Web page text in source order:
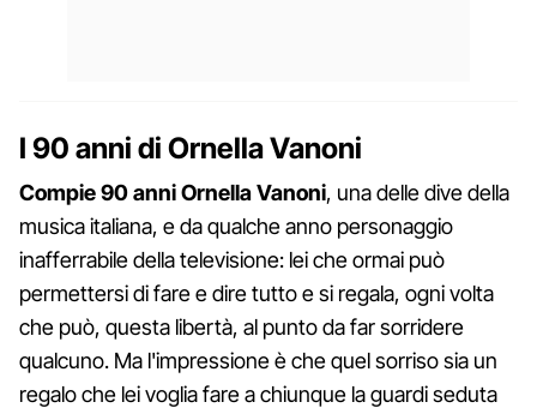
I 90 anni di Ornella Vanoni
Compie 90 anni Ornella Vanoni, una delle dive della
musica italiana, e da qualche anno personaggio
inafferrabile della televisione: lei che ormai può
permettersi di fare e dire tutto e si regala, ogni volta
che può, questa libertà, al punto da far sorridere
qualcuno. Ma l'impressione è che quel sorriso sia un
regalo che lei voglia fare a chiunque la guardi seduta